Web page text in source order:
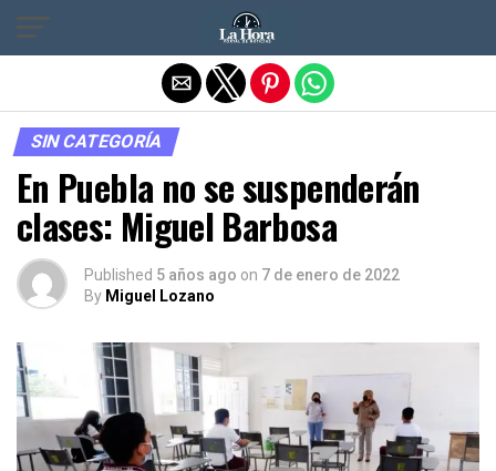
SIN CATEGORÍA
En Puebla no se suspenderán
clases: Miguel Barbosa
Published 5 años ago on 7 de enero de 2022
By Miguel Lozano
Salir de la versión móvil